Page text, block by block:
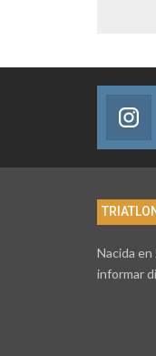
Nacida
informar